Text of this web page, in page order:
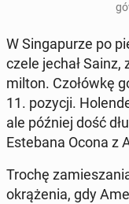
W Sin­ga­pu­rze po
czele jechał
mil­ton. Czo­łów­kę
11. pozycji.
ale później dość
Es­te­ba­na Ocona z
Trochę
okrą­że­nia, gdy